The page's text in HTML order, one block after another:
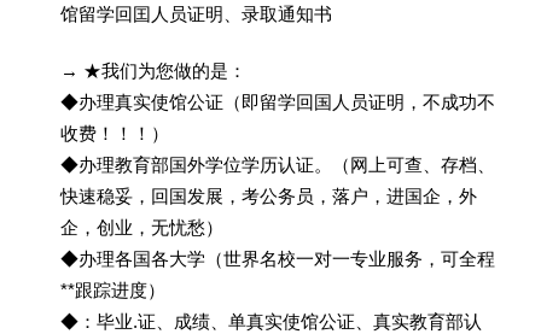
馆留学回囯人员证明、录取通知书
→ ★我们为您做的是：
◆办理真实使馆公证（即留学回国人员证明，不成功不
收费！！！）
◆办理教育部国外学位学历认证。（网上可查、存档、
快速稳妥，回国发展，考公务员，落户，进国企，外
企，创业，无忧愁）
◆办理各国各大学（世界名校一对一专业服务，可全程
**跟踪进度）
◆：毕业.证、成绩、单真实使馆公证、真实教育部认